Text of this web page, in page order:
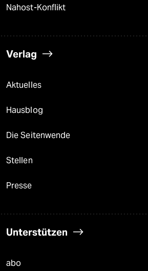
Nahost-Konflikt
Verlag
Aktuelles
Hausblog
Die Seitenwende
Stellen
Presse
Unterstützen
abo